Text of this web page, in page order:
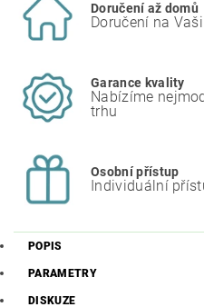
Doručení až domů
Doručení na
Garance kvality
Nabízíme
trhu
Osobní přístup
Individuální
POPIS
PARAMETRY
DISKUZE